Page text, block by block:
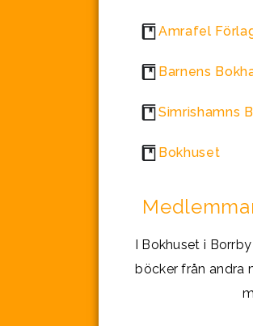
Amrafel
Barnens
Simrishamns
Bokhuset
I Bokhuset i
böcker från andra